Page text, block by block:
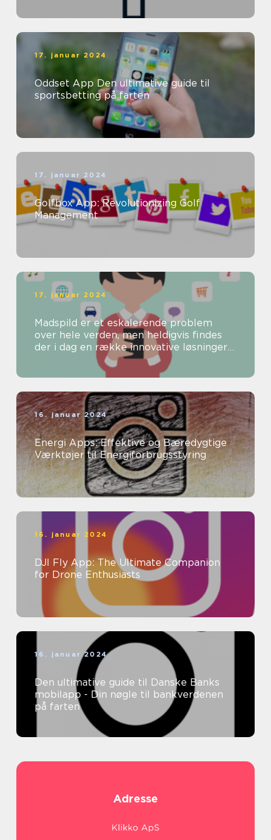
17. januar 2024
Oddset App Den ultimative guide til
sportsbetting på farten
17. januar 2024
Golfbox App: Revolutionizing Golf
Management
17. januar 2024
Madspild er et eskalerende problem
over hele verden, men heldigvis findes
der i dag en række innovative løsninger
til at bekæmpe dette problem
16. januar 2024
Energi Apps: Effektive og Bæredygtige
Værktøjer til Energiforbrugsstyring
16. januar 2024
DJI Fly App: The Ultimate Companion
for Drone Enthusiasts
16. januar 2024
Den ultimative guide til Danske Banks
mobilapp - Din nøgle til bankverdenen
på farten
Adresse